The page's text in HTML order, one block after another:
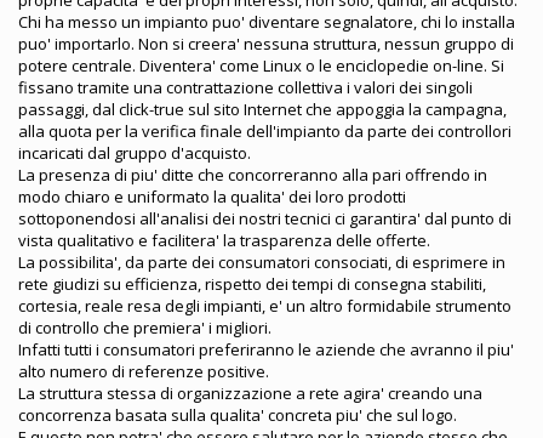
Chi ha messo un impianto puo' diventare segnalatore, chi lo installa
puo' importarlo. Non si creera' nessuna struttura, nessun gruppo di
potere centrale. Diventera' come Linux o le enciclopedie on-line. Si
fissano tramite una contrattazione collettiva i valori dei singoli
passaggi, dal click-true sul sito Internet che appoggia la campagna,
alla quota per la verifica finale dell'impianto da parte dei controllori
incaricati dal gruppo d'acquisto.
La presenza di piu' ditte che concorreranno alla pari offrendo in
modo chiaro e uniformato la qualita' dei loro prodotti
sottoponendosi all'analisi dei nostri tecnici ci garantira' dal punto di
vista qualitativo e facilitera' la trasparenza delle offerte.
La possibilita', da parte dei consumatori consociati, di esprimere in
rete giudizi su efficienza, rispetto dei tempi di consegna stabiliti,
cortesia, reale resa degli impianti, e' un altro formidabile strumento
di controllo che premiera' i migliori.
Infatti tutti i consumatori preferiranno le aziende che avranno il piu'
alto numero di referenze positive.
La struttura stessa di organizzazione a rete agira' creando una
concorrenza basata sulla qualita' concreta piu' che sul logo.